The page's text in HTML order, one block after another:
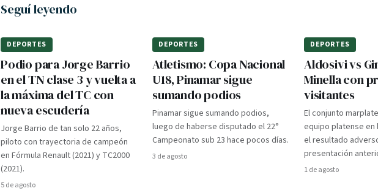
Seguí leyendo
DEPORTES
Podio para Jorge Barrio
en el TN clase 3 y vuelta a
la máxima del TC con
nueva escudería
Jorge Barrio de tan solo 22 años,
piloto con trayectoria de campeón
en Fórmula Renault (2021) y TC2000
(2021).
5 de agosto
DEPORTES
Atletismo: Copa Nacional
U18, Pinamar sigue
sumando podios
Pinamar sigue sumando podios,
luego de haberse disputado el 22°
Campeonato sub 23 hace pocos días.
3 de agosto
DEPORTES
Aldosivi vs
Minella con
visitantes
El conjunto
equipo platense
el resultado
presentación
1 de agosto